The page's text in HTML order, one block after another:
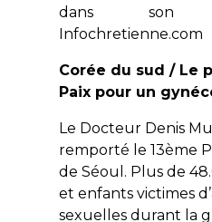
dans son
Infochretienne.com
Corée du sud / Le
Paix pour un
Le Docteur Denis
remporté le 13ème
de Séoul. Plus de
et enfants victimes
sexuelles durant la